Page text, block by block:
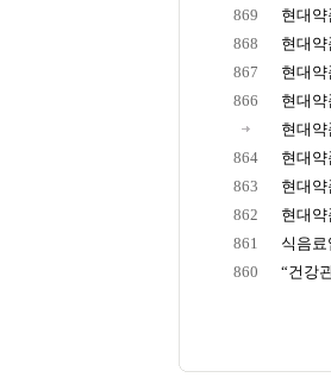
869
현대
868
현대
867
현대약
866
현대약
현대약
864
현대약
863
현대약
862
현대약
861
식음
860
“건강